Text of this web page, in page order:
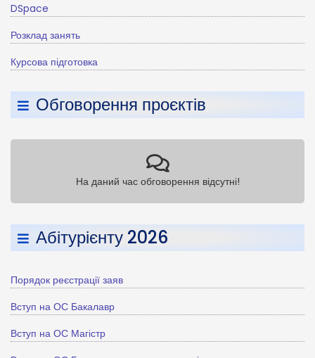
DSpace
Розклад занять
Курсова підготовка
Обговорення проєктів
На даний час обговорення відсутні!
Абітурієнту 2026
Порядок реєстрації заяв
Вступ на ОС Бакалавр
Вступ на ОС Магістр